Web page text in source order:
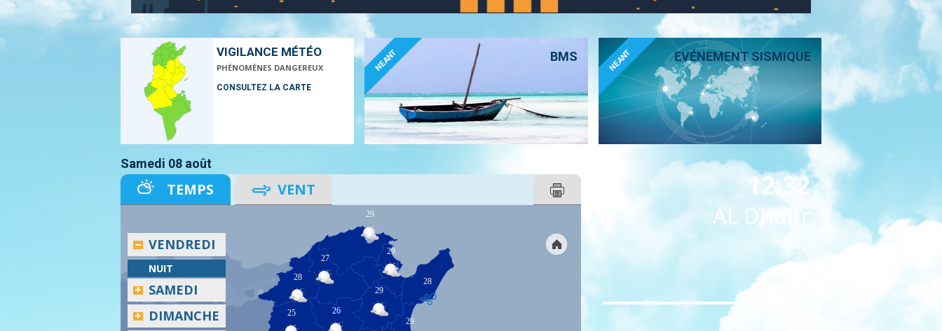
VIGILANCE MÉTÉO
PHÉNOMÈNES DANGEREUX
CONSULTEZ LA CARTE
BMS
NEANT EVÉNEMENT SISMIQUE
NEANT
Samedi 08 août
TEMPS VENT
29
29
28
29
27
26
28
25
29
VENDREDI
NUIT
SAMEDI
DIMANCHE
12:32
AL Dhohr